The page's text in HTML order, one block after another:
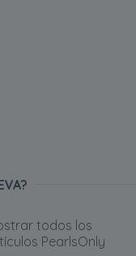
todos los
PearlsOnly